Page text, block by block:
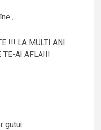
,
!!! LA MULTI ANI
TE-AI AFLA!!!
gutui